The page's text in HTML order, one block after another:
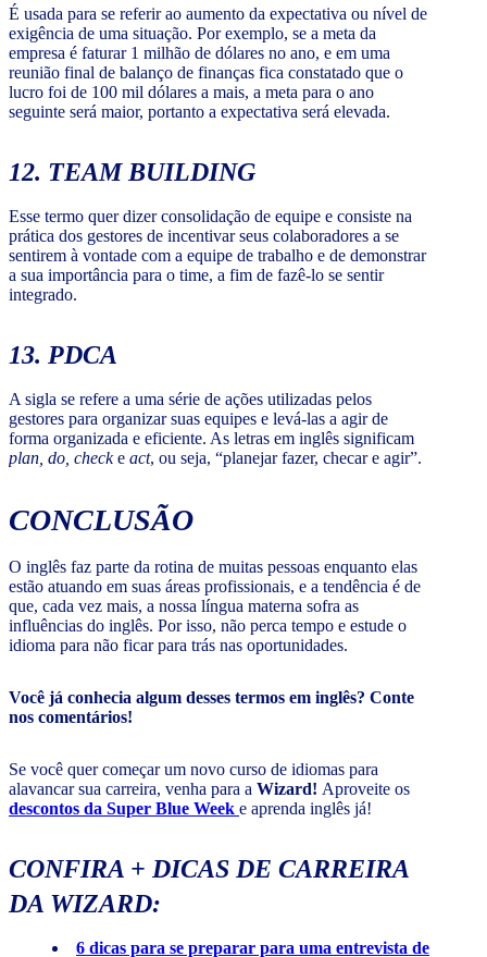
É usada para se referir ao aumento da expectativa ou nível de
exigência de uma situação. Por exemplo, se a meta da
empresa é faturar 1 milhão de dólares no ano, e em uma
reunião final de balanço de finanças fica constatado que o
lucro foi de 100 mil dólares a mais, a meta para o ano
seguinte será maior, portanto a expectativa será elevada.
12. TEAM BUILDING
Esse termo quer dizer consolidação de equipe e consiste na
prática dos gestores de incentivar seus colaboradores a se
sentirem à vontade com a equipe de trabalho e de demonstrar
a sua importância para o time, a fim de fazê-lo se sentir
integrado.
13. PDCA
A sigla se refere a uma série de ações utilizadas pelos
gestores para organizar suas equipes e levá-las a agir de
forma organizada e eficiente. As letras em inglês significam
plan, do, checke act, ou seja, “planejar fazer, checar e agir”.
CONCLUSÃO
O inglês faz parte da rotina de muitas pessoas enquanto elas
estão atuando em suas áreas profissionais, e a tendência é de
que, cada vez mais, a nossa língua materna sofra as
influências do inglês. Por isso, não perca tempo e estude o
idioma para não ficar para trás nas oportunidades.
Você já conhecia algum desses termos em inglês? Conte
nos comentários!
Se você quer começar um novo curso de idiomas para
alavancar sua carreira, venha para a Wizard! Aproveite os
descontos da Super Blue Week e aprenda inglês já!
CONFIRA + DICAS DE CARREIRA
DA WIZARD:
6 dicas para se preparar para uma entrevista de